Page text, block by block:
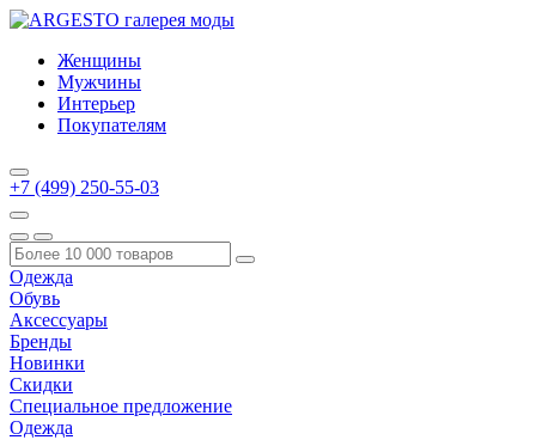
Женщины
Мужчины
Интерьер
Покупателям
+7 (499) 250-55-03
Одежда
Обувь
Аксессуары
Бренды
Новинки
Скидки
Специальное предложение
Одежда